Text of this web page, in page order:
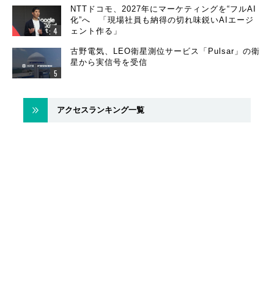
NTTドコモ、2027年にマーケティングを“フルAI
化”へ 「現場社員も納得の切れ味鋭いAIエージ
ェント作る」
古野電気、LEO衛星測位サービス「Pulsar」の衛
星から実信号を受信
アクセスランキング一覧